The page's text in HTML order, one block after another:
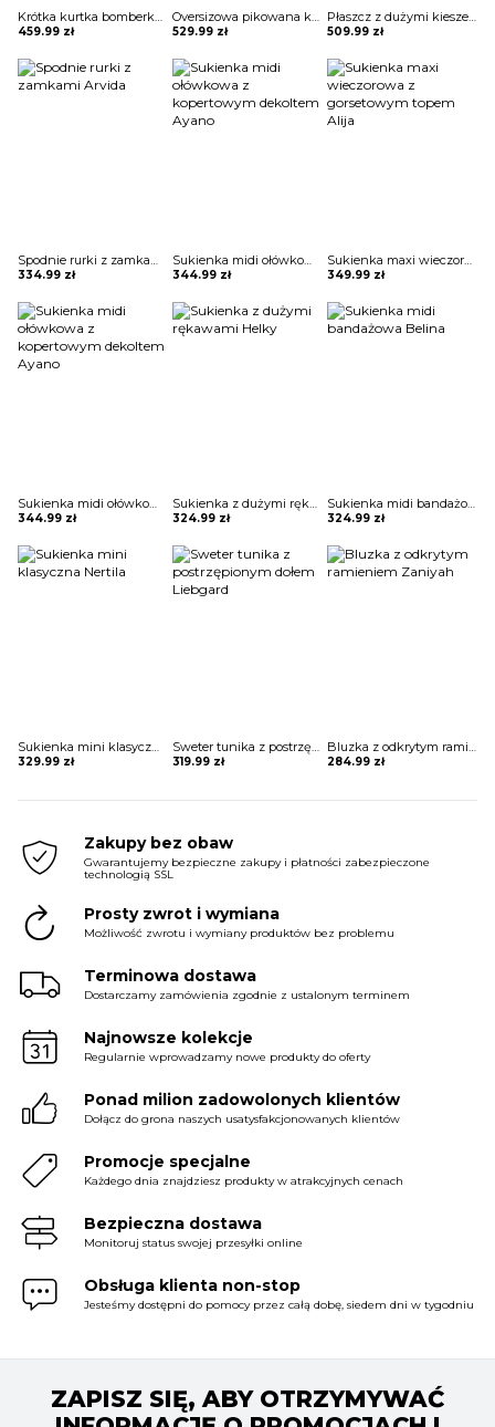
459.99 zł 529.99 zł
Płaszcz z dużymi kieszeniami i podszewką z owczej skóry Marye
509.99 zł
334.99 zł
Sukienka midi ołówkowa z kopertowym dekoltem Ayano
344.99 zł
Sukienka maxi wieczorowa z gorsetowym topem Alija
349.99 zł
344.99 zł 324.99 zł
Sukienka midi bandażowa Belina
324.99 zł
329.99 zł 319.99 zł 284.99 zł
Zakupy bez obaw
Gwarantujemy bezpieczne zakupy i płatności zabezpieczone
technologią SSL
Prosty zwrot i wymiana
Możliwość zwrotu i wymiany produktów bez problemu
Terminowa dostawa
Dostarczamy zamówienia zgodnie z ustalonym terminem
Najnowsze kolekcje
Regularnie wprowadzamy nowe produkty do oferty
Ponad milion zadowolonych klientów
Dołącz do grona naszych usatysfakcjonowanych klientów
Promocje specjalne
Każdego dnia znajdziesz produkty w atrakcyjnych cenach
Bezpieczna dostawa
Monitoruj status swojej przesyłki online
Obsługa klienta non-stop
Jesteśmy dostępni do pomocy przez całą dobę, siedem dni w tygodniu
ZAPISZ SIĘ, ABY OTRZYMYWAĆ